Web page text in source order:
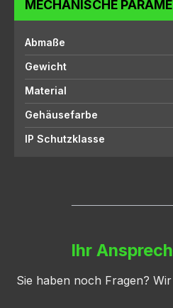
MECHANISCHE
Abmaße
Gewicht
Material
Gehäusefarbe
IP Schutzklasse
Ihr
Sie haben noch Fragen?